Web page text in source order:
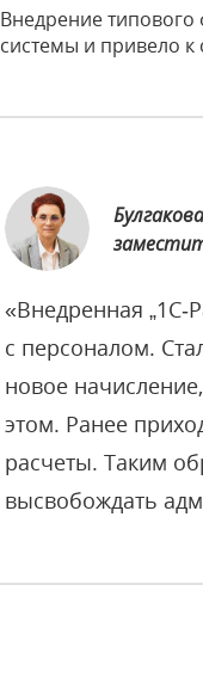
Внедрение
системы и привело
«Внедренная
с персоналом.
новое
этом. Ранее
расчеты. Таким
высвобождать